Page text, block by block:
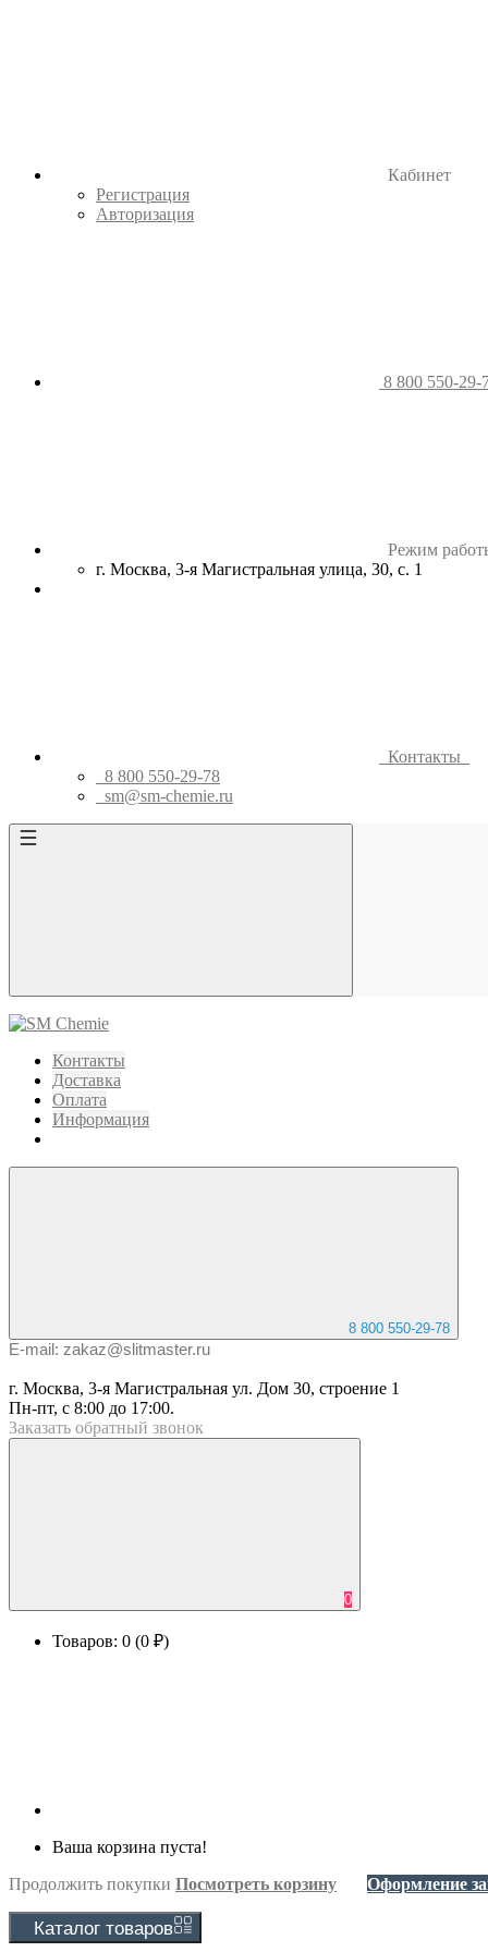
Кабинет
Регистрация
Авторизация
8 800 550-29-
Режим
г. Москва, 3-я Магистральная улица, 30, с. 1
Контакты
8 800 550-29-78
sm@sm-chemie.ru
Контакты
Доставка
Оплата
Информация
8 800 550-29-78
E-mail: zakaz@slitmaster.ru
г. Москва, 3-я Магистральная ул. Дом 30, строение 1
Пн-пт, с 8:00 до 17:00.
Заказать обратный звонок
0
Товаров: 0 (0 ₽)
Ваша корзина пуста!
Продолжить покупки Посмотреть корзину Оформление
Каталог товаров